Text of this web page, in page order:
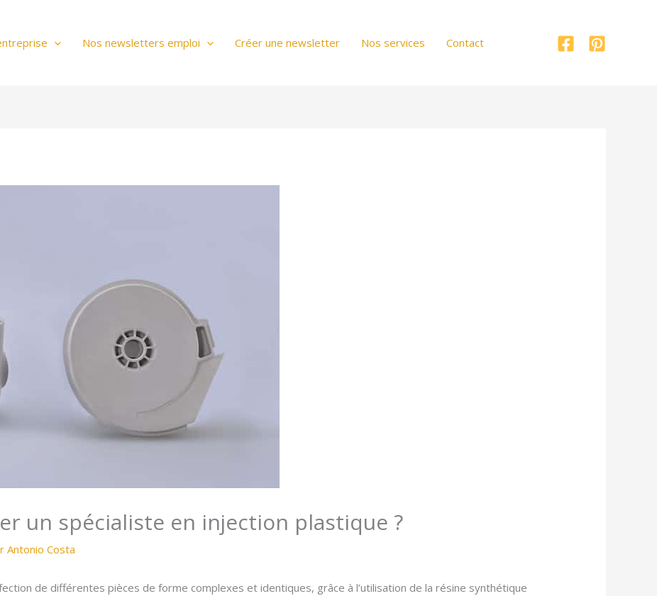
Nos newsletters emploi Créer une newsletter Nos services Contact
un spécialiste en injection plastique ?
Antonio Costa
de différentes pièces de forme complexes et identiques, grâce à l’utilisation de la résine synthétique